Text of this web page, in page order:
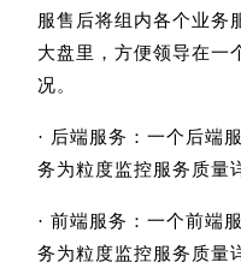
服售后将组内各个业务
大盘里，方便领导在一
况。
· 后端服务：一个后端
务为粒度监控服务质量
· 前端服务：一个前端
务为粒度监控服务质量